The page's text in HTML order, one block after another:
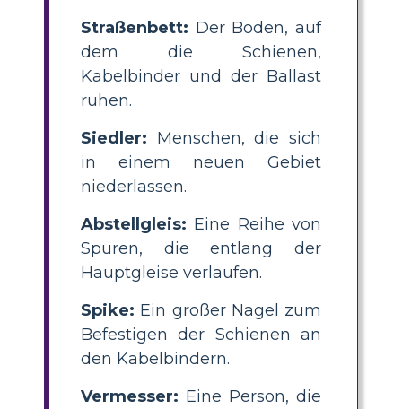
Straßenbett: Der Boden, auf
dem die Schienen,
Kabelbinder und der Ballast
ruhen.
Siedler: Menschen, die sich
in einem neuen Gebiet
niederlassen.
Abstellgleis: Eine Reihe von
Spuren, die entlang der
Hauptgleise verlaufen.
Spike: Ein großer Nagel zum
Befestigen der Schienen an
den Kabelbindern.
Vermesser: Eine Person, die